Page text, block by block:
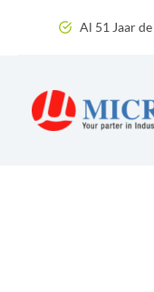
inhoud
Al 51 Jaar